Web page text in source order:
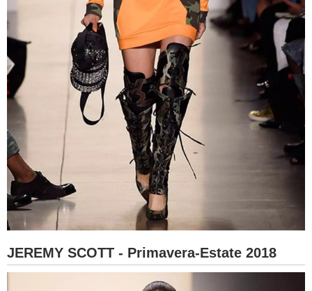
JEREMY SCOTT - Primavera-Estate 2018